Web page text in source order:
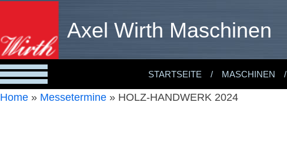
Axel Wirth Maschinen
STARTSEITE MASCHINEN
Home » Messetermine » HOLZ-HANDWERK 2024